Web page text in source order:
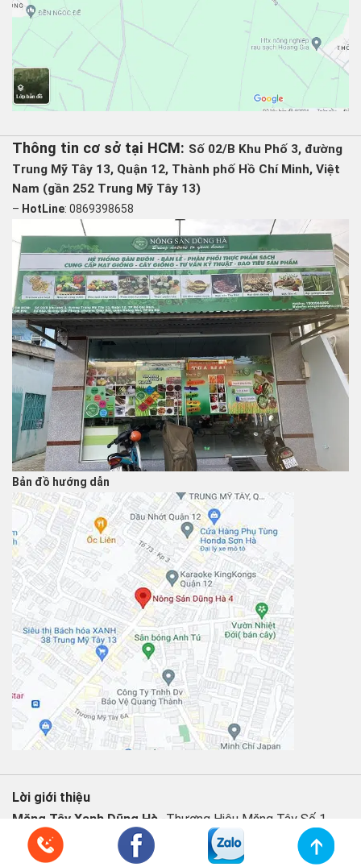
Thông tin cơ sở tại HCM: Số 02/B Khu Phố 3, đường
Trung Mỹ Tây 13, Quận 12, Thành phố Hồ Chí Minh, Việt
Nam (gần 252 Trung Mỹ Tây 13)
– HotLine: 0869398658
Bản đồ hướng dẫn
Lời giới thiệu
Măng Tây Xanh Dũng Hà -Thương Hiệu Măng Tây Số 1
trên Toàn Quốc . Măng tây xanh Dũng Hà đã có kinh nghiệm
10 năm với sản phẩm măng tây xanh từ tất cả các khâu từ